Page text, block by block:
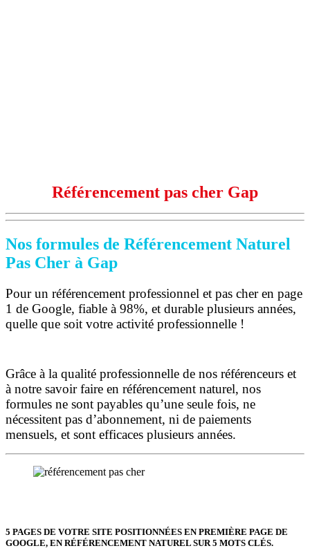
Référencement pas cher Gap
Nos formules de Référencement Naturel
Pas Cher à Gap
Pour un référencement professionnel et pas cher en page
1 de Google, fiable à 98%, et durable plusieurs années,
quelle que soit votre activité professionnelle !
Grâce à la qualité professionnelle de nos référenceurs et
à notre savoir faire en référencement naturel, nos
formules ne sont payables qu’une seule fois, ne
nécessitent pas d’abonnement, ni de paiements
mensuels, et sont efficaces plusieurs années.
5 PAGES DE VOTRE SITE POSITIONNÉES EN PREMIÈRE PAGE DE
GOOGLE, EN RÉFÉRENCEMENT NATUREL SUR 5 MOTS CLÉS.